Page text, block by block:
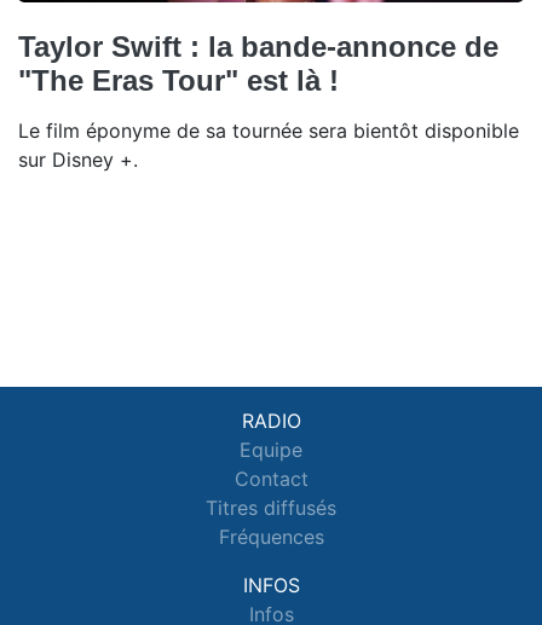
Taylor Swift : la bande-annonce de
"The Eras Tour" est là !
Le film éponyme de sa tournée sera bientôt disponible
sur Disney +.
RADIO
Equipe
Contact
Titres diffusés
Fréquences
INFOS
Infos